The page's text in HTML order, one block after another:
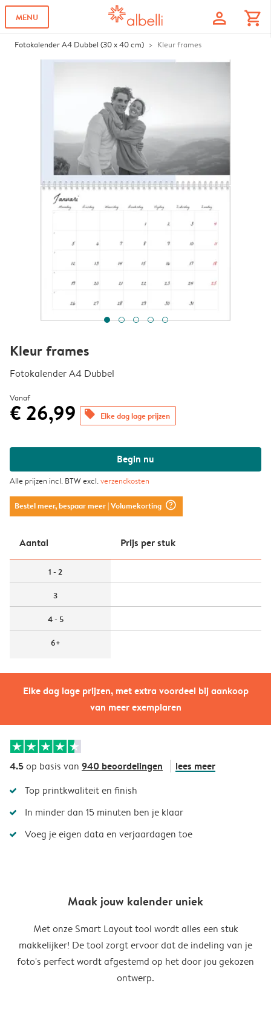
MENU profile shopping_cart
Fotokalender A4 Dubbel (30 x 40 cm) Kleur frames
Elke dag lage prijzen, met extra voordeel bij aankoop
van meer exemplaren
Kleur frames
Fotokalender A4 Dubbel
Vanaf
€ 26,99 offers Elke dag lage prijzen
Begin nu
Alle prijzen incl. BTW excl.verzendkosten
Bestel meer, bespaar meer| Volumekorting question_mark_circle
Aantal Prijs per stuk
1 - 2
3
4 - 5
6+
4.5op basis van 940 beoordelingen lees meer
Top printkwaliteit en finish
In minder dan 15 minuten ben je klaar
Voeg je eigen data en verjaardagen toe
Maak jouw kalender uniek
Met onze Smart Layout tool wordt alles een stuk
makkelijker! De tool zorgt ervoor dat de indeling van je
foto's perfect wordt afgestemd op het door jou gekozen
ontwerp.